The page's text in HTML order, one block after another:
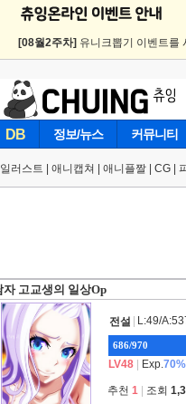
[08월2주차] 유니크뽑기 이벤트를
DB 정보/뉴스 커뮤니티
일러스트 애니캡쳐 애니플짤 CG
자 고교생의 일상Op
전설 L:49/
686/970
LV48 Exp.70%
추천 1 조회